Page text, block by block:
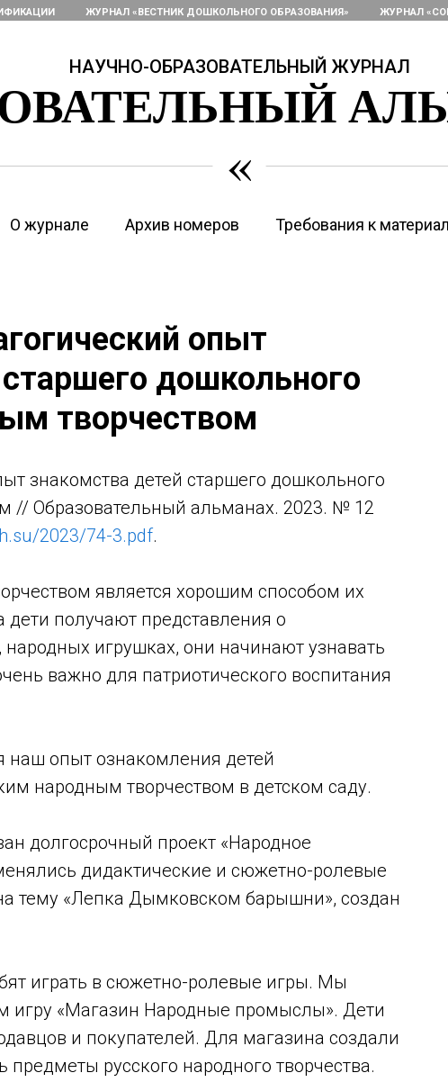
ЖУРНАЛ «ВЕСТНИК ДОШКОЛЬНОГО ОБРАЗОВАНИЯ» ЖУРНАЛ
НАУЧНО-ОБРАЗОВАТЕЛЬНЫЙ ЖУРНАЛ
«
О журнале Архив номеров Требования к
опыт
дошкольного
творчеством
знакомства детей старшего дошкольного
// Образовательный альманах. 2023. № 12
2023/74-3.pdf.
является хорошим способом их
дети получают представления о
игрушках, они начинают узнавать
важно для патриотического воспитания
наш опыт ознакомления детей
народным творчеством в детском саду.
долгосрочный проект «Народное
дидактические и сюжетно-ролевые
тему «Лепка Дымковском барышни», создан
играть в сюжетно-ролевые игры. Мы
игру «Магазин Народные промыслы». Дети
и покупателей. Для магазина создали
русского народного творчества.